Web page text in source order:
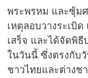
พระพรหม และซุ้ม
เหตุลอบวางระเบิ
เสร็จ และได้จัดพิธี
ในวันนี้ ซึ่งตรงกับ
ชาวไทยและต่างช